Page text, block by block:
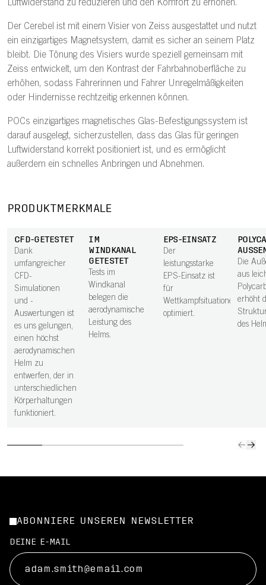
Luftwiderstand zu reduzieren und den Komfort zu erhöhen.
Der Cerebel ist mit einem Visier von Zeiss ausgestattet und nutzt
ein einzigartiges Magnetsystem, damit es sicher an seinem Platz
bleibt. Die Tönung des Visiers wurde speziell gemeinsam mit
Zeiss entwickelt, um den Kontrast der Fahrbahnoberfläche zu
erhöhen, sodass Fahrerinnen und Fahrer Unregelmäßigkeiten
oder Hindernisse rechtzeitig erkennen können.
POCs einzigartiges magnetisches Glas-Befestigungssystem ist
darauf ausgelegt, sicherzustellen, dass das Glas für geringen
Luftwiderstand korrekt positioniert ist, und es ermöglicht
außerdem ein schnelles Anbringen und Abnehmen.
PRODUKTMERKMALE
CFD-GETESTET
Dank
umfangreicher
CFD-
Simulationen
und -
Auswertungen ist
es uns gelungen,
einen höchst
aerodynamischen
Helm zu
entwerfen, der in
unterschiedlichen
Körperhaltungen
funktioniert.
IM
WINDKANAL
GETESTET
Tests im
Windkanal
belegen die
aerodynamische
Leistung des
Helms.
EPS-EINSATZ
Der
leistungsstarke
EPS-Einsatz ist
für
Wettkampfsituationen
optimiert.
Die
aus
erhöht
des
ABONNIERE UNSEREN NEWSLETTER
DEINE E-MAIL